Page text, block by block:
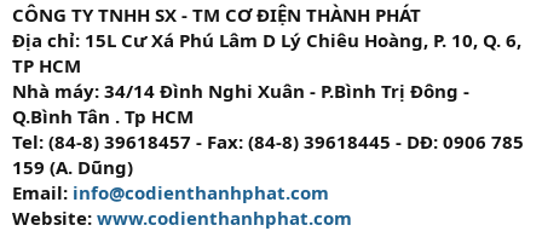
CÔNG TY TNHH SX - TM CƠ ĐIỆN THÀNH PHÁT
Địa chỉ: 15L Cư Xá Phú Lâm D Lý Chiêu Hoàng, P. 10, Q. 6,
TP HCM
Nhà máy: 34/14 Đình Nghi Xuân - P.Bình Trị Đông -
Q.Bình Tân . Tp HCM
Tel: (84-8) 39618457 - Fax: (84-8) 39618445 - DĐ: 0906 785
159 (A. Dũng)
Email: info@codienthanhphat.com
Website: www.codienthanhphat.com